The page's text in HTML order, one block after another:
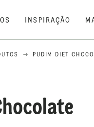
INSPIRAÇÃO
PUDIM DIET